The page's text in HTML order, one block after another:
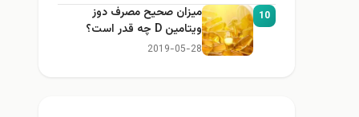
10
میزان صحیح مصرف دوز
ویتامین D چه قدر است؟
2019-05-28